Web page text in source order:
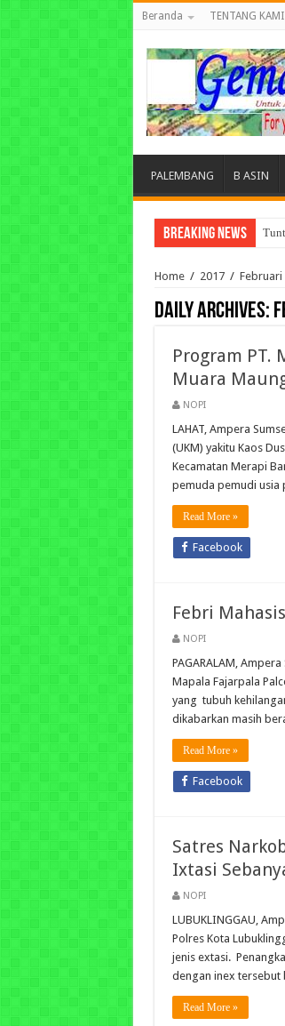
Beranda TENTANG KAMI
PALEMBANG B ASIN
Breaking News
Home / 2017 / Februari
Daily Archives:
Program PT.
Muara
NOPI
LAHAT, Ampera
(UKM) yakitu Kaos
Kecamatan Merapi
pemuda pemudi
Read More »
Facebook
Febri
NOPI
PAGARALAM,
Mapala Fajarpala
yang tubuh
dikabarkan masih
Read More »
Facebook
Satres
Ixtasi
NOPI
LUBUKLINGGAU,
Polres Kota
jenis extasi.
dengan inex
Read More »